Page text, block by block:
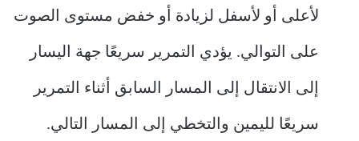
لأعلى أو لأسفل لزيادة أو خفض مستوى الصوت
على التوالي. يؤدي التمرير سريعًا جهة اليسار
إلى الانتقال إلى المسار السابق أثناء التمرير
سريعًا لليمين والتخطي إلى المسار التالي.